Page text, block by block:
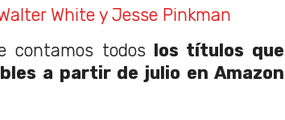
White y Jesse Pinkman
contamos todoslos títulos que
a partir de julio en Amazon